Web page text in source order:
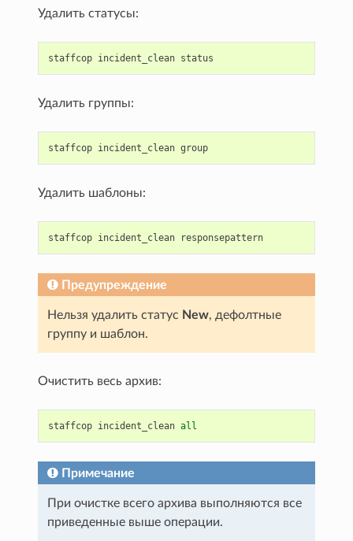
Удалить статусы:
staffcop incident_clean status
Удалить группы:
staffcop incident_clean group
Удалить шаблоны:
staffcop incident_clean responsepattern
Предупреждение
Нельзя удалить статус New, дефолтные
группу и шаблон.
Очистить весь архив:
staffcop incident_clean all
Примечание
При очистке всего архива выполняются все
приведенные выше операции.